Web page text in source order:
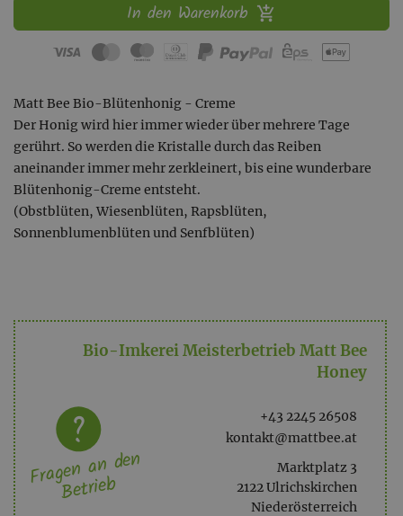
Menge
In den Warenkorb
Matt Bee Bio-Blütenhonig - Creme
Der Honig wird hier immer wieder über mehrere Tage
gerührt. So werden die Kristalle durch das Reiben
aneinander immer mehr zerkleinert, bis eine wunderbare
Blütenhonig-Creme entsteht.
(Obstblüten, Wiesenblüten, Rapsblüten,
Sonnenblumenblüten und Senfblüten)
Bio-Imkerei Meisterbetrieb Matt Bee
Honey
+43 2245 26508
kontakt@mattbee.at
Marktplatz 3
2122 Ulrichskirchen
Niederösterreich
Fragen an den
Betrieb